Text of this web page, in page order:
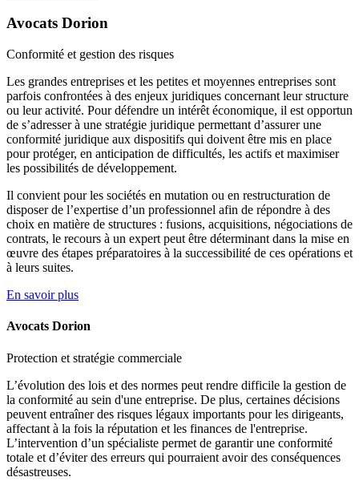
Avocats Dorion
Conformité et gestion des risques
Les grandes entreprises et les petites et moyennes entreprises sont
parfois confrontées à des enjeux juridiques concernant leur structure
ou leur activité. Pour défendre un intérêt économique, il est opportun
de s’adresser à une stratégie juridique permettant d’assurer une
conformité juridique aux dispositifs qui doivent être mis en place
pour protéger, en anticipation de difficultés, les actifs et maximiser
les possibilités de développement.
Il convient pour les sociétés en mutation ou en restructuration de
disposer de l’expertise d’un professionnel afin de répondre à des
choix en matière de structures : fusions, acquisitions, négociations de
contrats, le recours à un expert peut être déterminant dans la mise en
œuvre des étapes préparatoires à la successibilité de ces opérations et
à leurs suites.
En savoir plus
Avocats Dorion
Protection et stratégie commerciale
L’évolution des lois et des normes peut rendre difficile la gestion de
la conformité au sein d'une entreprise. De plus, certaines décisions
peuvent entraîner des risques légaux importants pour les dirigeants,
affectant à la fois la réputation et les finances de l'entreprise.
L’intervention d’un spécialiste permet de garantir une conformité
totale et d’éviter des erreurs qui pourraient avoir des conséquences
désastreuses.